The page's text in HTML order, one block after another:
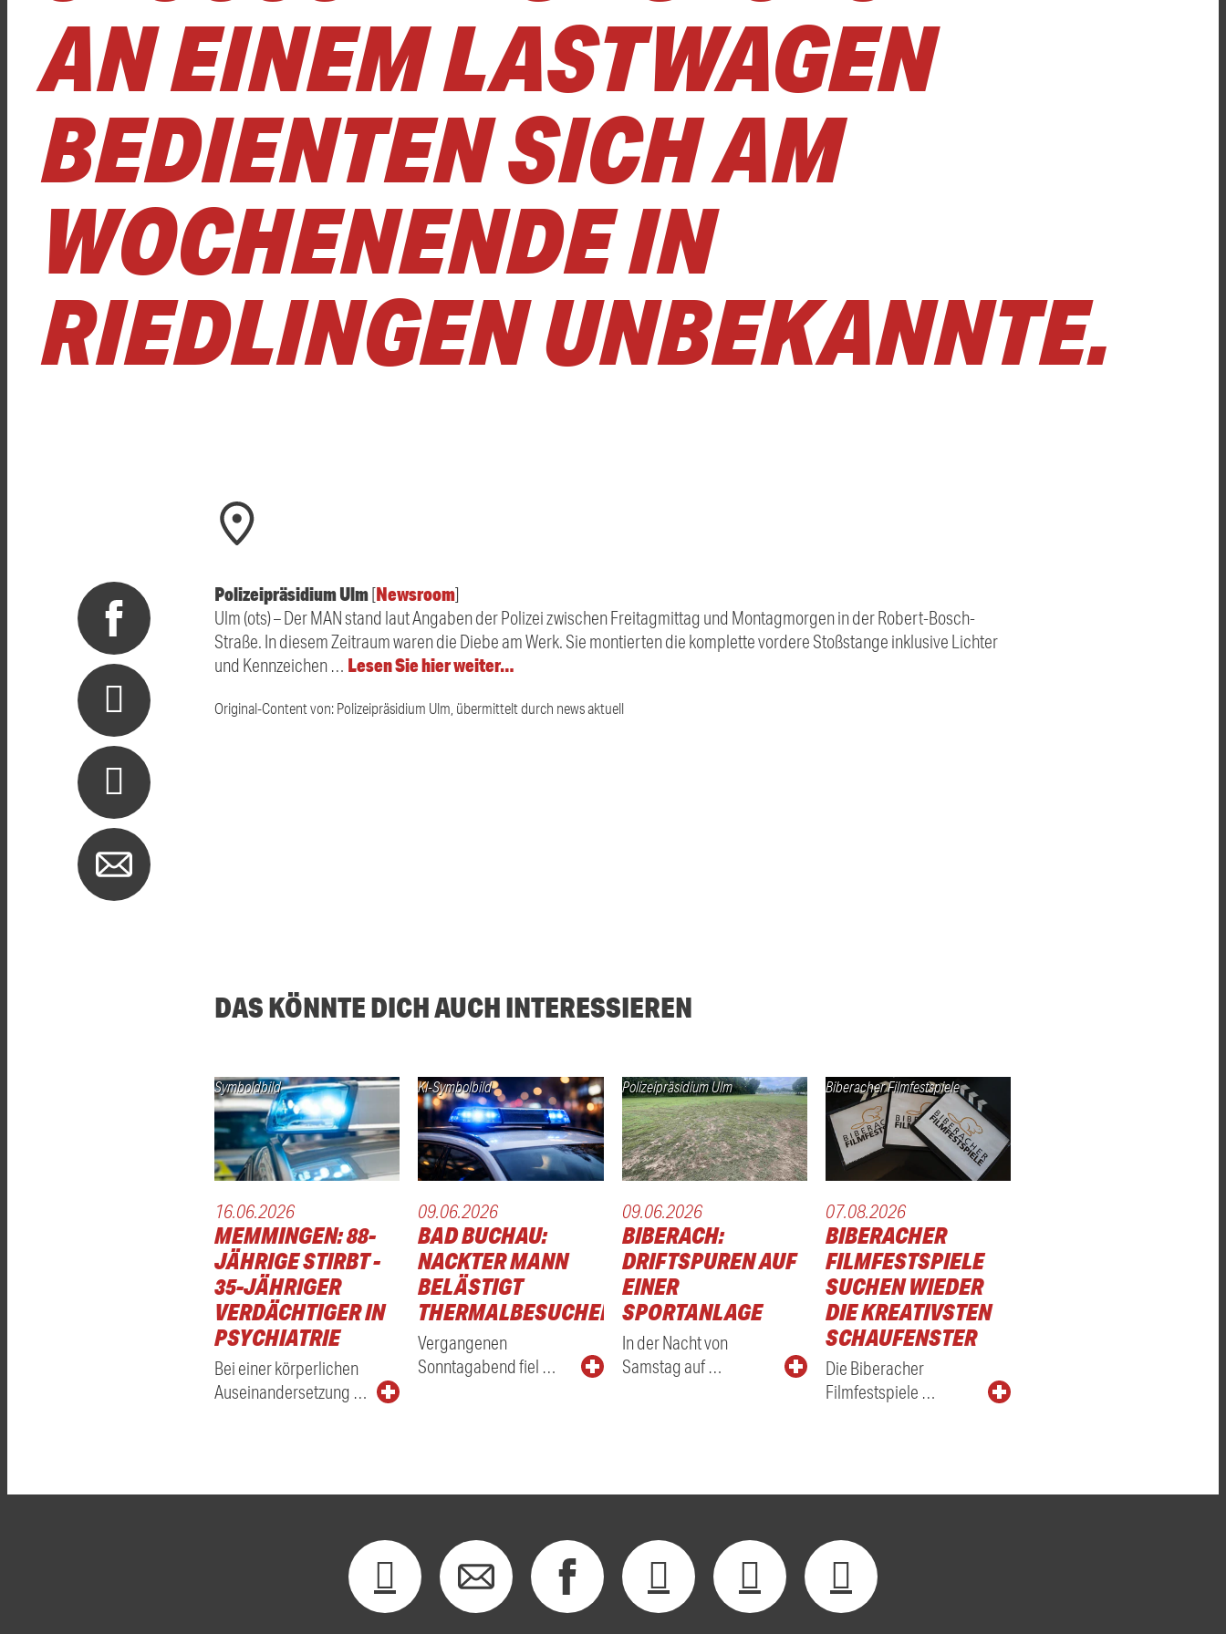
N EINEM LASTWAGEN B
EDIENTEN SICH AM W
OCHENENDE IN R
IEDLINGEN UNBEKANNTE.
Polizeipräsidium Ulm[Newsroom]
Ulm (ots) – Der MAN stand laut Angaben der Polizei zwischen Freitagmittag und Montagmorgen in der Robert-Bosch-
Straße. In diesem Zeitraum waren die Diebe am Werk. Sie montierten die komplette vordere Stoßstange inklusive Lichter
und Kennzeichen … Lesen Sie hier weiter…
Original-Content von: Polizeipräsidium Ulm, übermittelt durch news aktuell
DAS KÖNNTE DICH AUCH INTERESSIEREN
Symboldbild
16.06.2026
MEMMINGEN: 88-
JÄHRIGE STIRBT -
35-JÄHRIGER
VERDÄCHTIGER IN
PSYCHIATRIE
Bei einer körperlichen
Auseinandersetzung …
KI-Symbolbild
09.06.2026
BAD BUCHAU:
NACKTER MANN
BELÄSTIGT
THERMALBESUCHER
Vergangenen
Sonntagabend fiel …
Polizeipräsidium Ulm
09.06.2026
BIBERACH:
DRIFTSPUREN AUF
EINER
SPORTANLAGE
In der Nacht von
Samstag auf …
Biberacher Filmfestspiele
07.08.2026
BIBERACHER
FILMFESTSPIELE
SUCHEN WIEDER
DIE KREATIVSTEN
SCHAUFENSTER
Die Biberacher
Filmfestspiele …